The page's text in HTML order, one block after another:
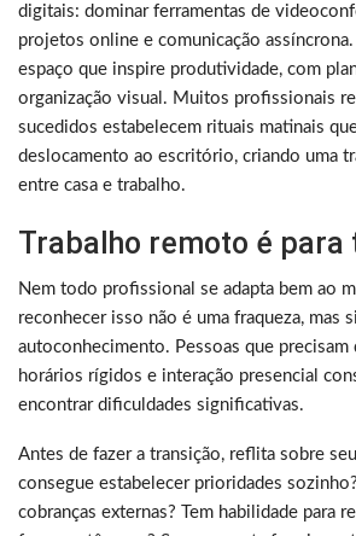
digitais: dominar ferramentas de
projetos online e comunicação
espaço que inspire produtividade, com
organização visual. Muitos profissionais
sucedidos estabelecem rituais matinais
deslocamento ao escritório, criando uma
entre casa e trabalho.
Trabalho remoto é para
Nem todo profissional se adapta bem ao
reconhecer isso não é uma fraqueza, mas
autoconhecimento. Pessoas que precisam
horários rígidos e interação presencial
encontrar dificuldades significativas.
Antes de fazer a transição, reflita sobre
consegue estabelecer prioridades
cobranças externas? Tem habilidade para